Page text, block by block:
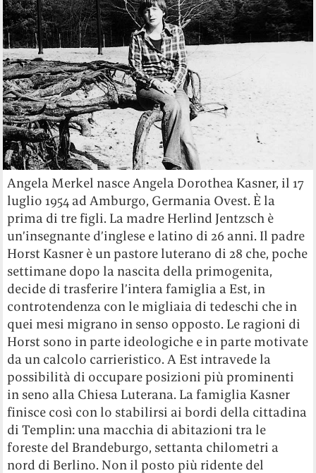
Angela Merkel nasce Angela Dorothea Kasner, il 17
luglio 1954 ad Amburgo, Germania Ovest. È la
prima di tre figli. La madre Herlind Jentzsch è
un’insegnante d’inglese e latino di 26 anni. Il padre
Horst Kasner è un pastore luterano di 28 che, poche
settimane dopo la nascita della primogenita,
decide di trasferire l’intera famiglia a Est, in
controtendenza con le migliaia di tedeschi che in
quei mesi migrano in senso opposto. Le ragioni di
Horst sono in parte ideologiche e in parte motivate
da un calcolo carrieristico. A Est intravede la
possibilità di occupare posizioni più prominenti
in seno alla Chiesa Luterana. La famiglia Kasner
finisce così con lo stabilirsi ai bordi della cittadina
di Templin: una macchia di abitazioni tra le
foreste del Brandeburgo, settanta chilometri a
nord di Berlino. Non il posto più ridente del